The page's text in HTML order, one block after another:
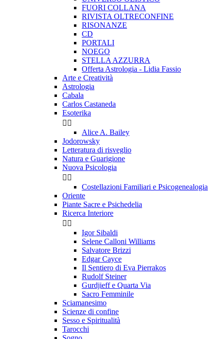
FUORI COLLANA
RIVISTA OLTRECONFINE
RISONANZE
CD
PORTALI
NOEGO
STELLA AZZURRA
Offerta Astrologia - Lidia Fassio
Arte e Creatività
Astrologia
Cabala
Carlos Castaneda
Esoterika
 
Alice A. Bailey
Jodorowsky
Letteratura di risveglio
Natura e Guarigione
Nuova Psicologia
 
Costellazioni Familiari e Psicogenealogia
Oriente
Piante Sacre e Psichedelia
Ricerca Interiore
 
Igor Sibaldi
Selene Calloni Williams
Salvatore Brizzi
Edgar Cayce
Il Sentiero di Eva Pierrakos
Rudolf Steiner
Gurdjieff e Quarta Via
Sacro Femminile
Sciamanesimo
Scienze di confine
Sesso e Spiritualità
Tarocchi